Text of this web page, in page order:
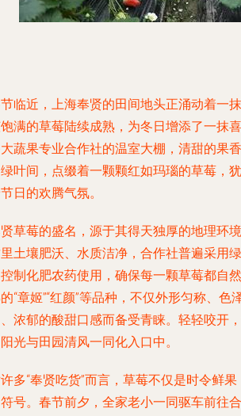
临近，上海奉贤的田间地头正涌动着一
满的草莓陆续成熟，为冬日增添了一抹
蔬果专业合作社的温室大棚，清甜的果
叶间，点缀着一颗颗红如玛瑙的草莓，
日的欢腾气氛。
草莓的盛名，源于其得天独厚的地理环
土壤肥沃、水质洁净，合作社普遍采用
制化肥农药使用，确保每一颗草莓都自
“章姬”“红颜”等品种，不仅外形匀称、
浓郁的酸甜口感而备受青睐。轻轻咬开
光与田园清风一同化入口中。
多“奉贤吃货”而言，草莓不仅是时令鲜
号。春节前夕，全家老小一同驱车前往